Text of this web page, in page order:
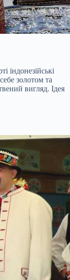
індонезійські
золотом та
вигляд. Ідея